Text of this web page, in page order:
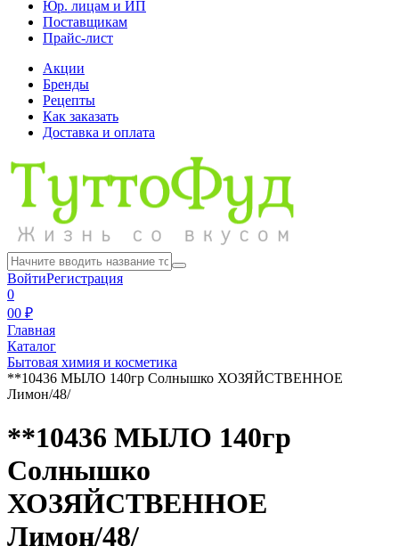
Юр. лицам и ИП
Поставщикам
Прайс-лист
Акции
Бренды
Рецепты
Как заказать
Доставка и оплата
ВойтиРегистрация
0
00 ₽
Главная
Каталог
Бытовая химия и косметика
**10436 МЫЛО 140гр Солнышко ХОЗЯЙСТВЕННОЕ
Лимон/48/
**10436 МЫЛО 140гр
Солнышко
ХОЗЯЙСТВЕННОЕ
Лимон/48/